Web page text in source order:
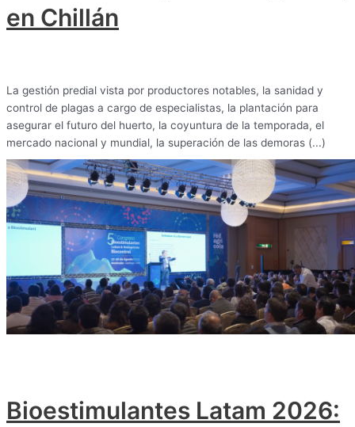
en Chillán
La gestión predial vista por productores notables, la sanidad y
control de plagas a cargo de especialistas, la plantación para
asegurar el futuro del huerto, la coyuntura de la temporada, el
mercado nacional y mundial, la superación de las demoras (...)
Bioestimulantes Latam 2026: